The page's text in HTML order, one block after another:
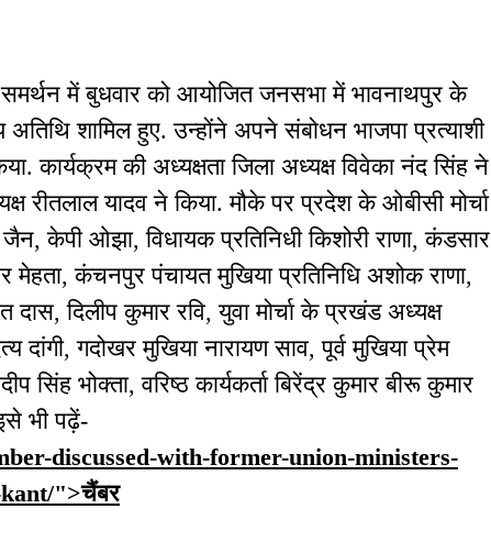
समर्थन में बुधवार को आयोजित जनसभा में भावनाथपुर के
अतिथि शामिल हुए. उन्होंने अपने संबोधन भाजपा प्रत्याशी
कार्यक्रम की अध्यक्षता जिला अध्यक्ष विवेका नंद सिंह ने
रीतलाल यादव ने किया. मौके पर प्रदेश के ओबीसी मोर्चा
जैन, केपी ओझा, विधायक प्रतिनिधी किशोरी राणा, कंडसार
मेहता, कंचनपुर पंचायत मुखिया प्रतिनिधि अशोक राणा,
दास, दिलीप कुमार रवि, युवा मोर्चा के प्रखंड अध्यक्ष
दांगी, गदोखर मुखिया नारायण साव, पूर्व मुखिया प्रेम
सिंह भोक्ता, वरिष्ठ कार्यकर्ता बिरेंद्र कुमार बीरू कुमार
भी पढ़ें-
discussed-with-former-union-ministers-
">चैंबर